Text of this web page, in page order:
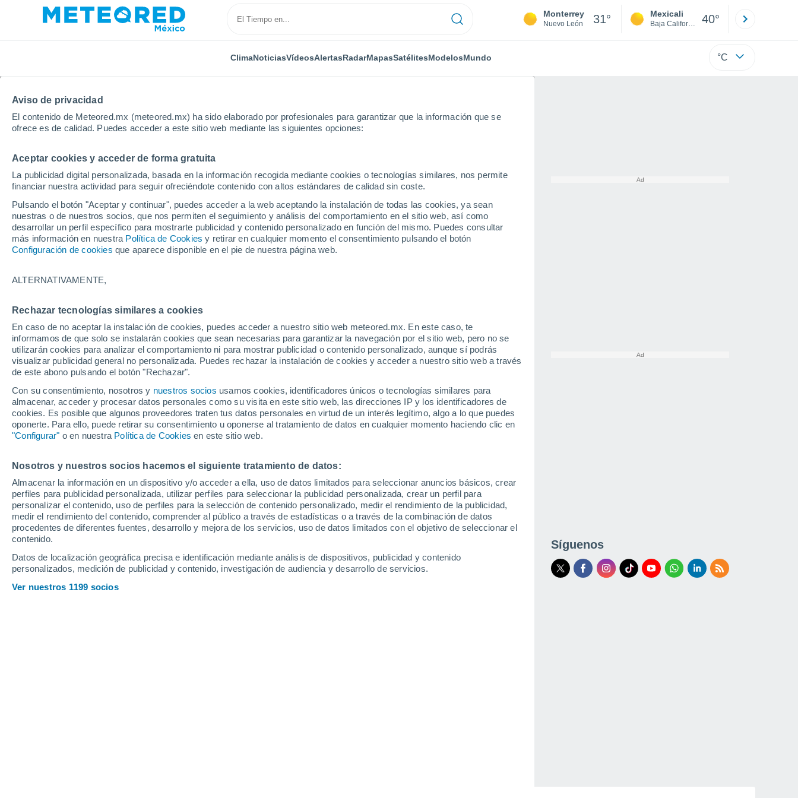
Aviso de privacidad
El contenido de Meteored.mx (meteored.mx) ha sido elaborado por profesionales para garantizar que la información que se
ofrece es de calidad. Puedes acceder a este sitio web mediante las siguientes opciones:
Aceptar cookies y acceder de forma gratuita
La publicidad digital personalizada, basada en la información recogida mediante cookies o tecnologías similares, nos permite
financiar nuestra actividad para seguir ofreciéndote contenido con altos estándares de calidad sin coste.
Pulsando el botón "Aceptar y continuar", puedes acceder a la web aceptando la instalación de todas las cookies, ya sean
nuestras o de nuestros socios, que nos permiten el seguimiento y análisis del comportamiento en el sitio web, así como
desarrollar un perfil específico para mostrarte publicidad y contenido personalizado en función del mismo. Puedes consultar
más información en nuestra Política de Cookies y retirar en cualquier momento el consentimiento pulsando el botón
Configuración de cookies que aparece disponible en el pie de nuestra página web.
ALTERNATIVAMENTE,
Rechazar tecnologías similares a cookies
En caso de no aceptar la instalación de cookies, puedes acceder a nuestro sitio web meteored.mx. En este caso, te
informamos de que solo se instalarán cookies que sean necesarias para garantizar la navegación por el sitio web, pero no se
utilizarán cookies para analizar el comportamiento ni para mostrar publicidad o contenido personalizado, aunque sí podrás
visualizar publicidad general no personalizada. Puedes rechazar la instalación de cookies y acceder a nuestro sitio web a través
de este abono pulsando el botón "Rechazar".
Con su consentimiento, nosotros y nuestros socios usamos cookies, identificadores únicos o tecnologías similares para
almacenar, acceder y procesar datos personales como su visita en este sitio web, las direcciones IP y los identificadores de
cookies. Es posible que algunos proveedores traten tus datos personales en virtud de un interés legítimo, algo a lo que puedes
oponerte. Para ello, puede retirar su consentimiento u oponerse al tratamiento de datos en cualquier momento haciendo clic en
"Configurar" o en nuestra Política de Cookies en este sitio web.
Nosotros y nuestros socios hacemos el siguiente tratamiento de datos:
Almacenar la información en un dispositivo y/o acceder a ella, uso de datos limitados para seleccionar anuncios básicos, crear
perfiles para publicidad personalizada, utilizar perfiles para seleccionar la publicidad personalizada, crear un perfil para
personalizar el contenido, uso de perfiles para la selección de contenido personalizado, medir el rendimiento de la publicidad,
medir el rendimiento del contenido, comprender al público a través de estadísticas o a través de la combinación de datos
procedentes de diferentes fuentes, desarrollo y mejora de los servicios, uso de datos limitados con el objetivo de seleccionar el
contenido.
Datos de localización geográfica precisa e identificación mediante análisis de dispositivos, publicidad y contenido
personalizados, medición de publicidad y contenido, investigación de audiencia y desarrollo de servicios.
Ver nuestros 1199 socios
Monterrey
Nuevo León 31° Mexicali
Baja California 40°
ClimaNoticiasVídeosAlertasRadarMapasSatélitesModelosMundo °C
Inicio Venezuela Portuguesa
Clima en Portuguesa
Hoy, 7 agosto Todo el día Símbolo
32°
Turen
26°
16°
Cordoba
23°
Agua Blanca
32°
32°
22°
Ospino
32°
Guanare
32°
20°
Biscucuy Piritu
Síguenos